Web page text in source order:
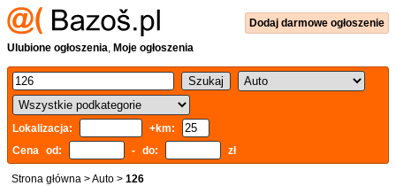
Dodaj darmowe ogłoszenie
Ulubione ogłoszenia, Moje ogłoszenia
Lokalizacja:
+km:
Cena od:
- do: zł
Strona główna >Auto > 126